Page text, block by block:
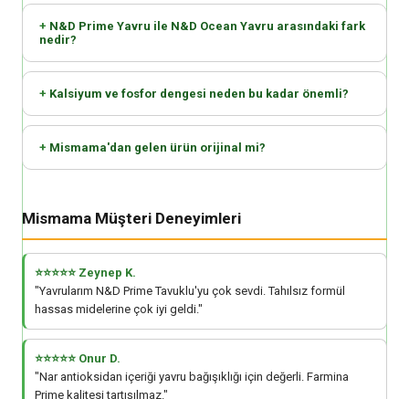
N&D Prime Yavru ile N&D Ocean Yavru arasındaki fark
nedir?
Kalsiyum ve fosfor dengesi neden bu kadar önemli?
Mismama'dan gelen ürün orijinal mi?
Mismama Müşteri Deneyimleri
⭐⭐⭐⭐⭐ Zeynep K.
"Yavrularım N&D Prime Tavuklu'yu çok sevdi. Tahılsız formül
hassas midelerine çok iyi geldi."
⭐⭐⭐⭐⭐ Onur D.
"Nar antioksidan içeriği yavru bağışıklığı için değerli. Farmina
Prime kalitesi tartışılmaz."